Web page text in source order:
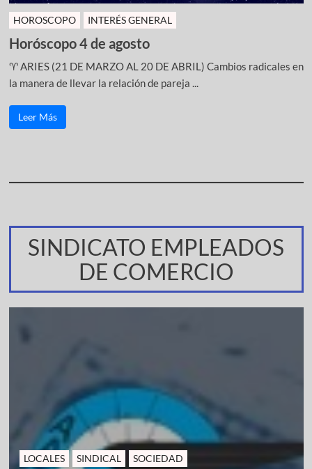
HOROSCOPO INTERÉS GENERAL
Horóscopo 4 de agosto
♈ ARIES (21 DE MARZO AL 20 DE ABRIL) Cambios radicales en
la manera de llevar la relación de pareja ...
Leer Más
SINDICATO EMPLEADOS
DE COMERCIO
LOCALES SINDICAL SOCIEDAD